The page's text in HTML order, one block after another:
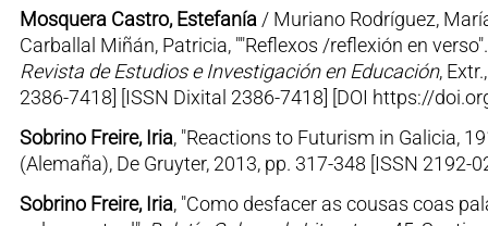
Mosquera Castro, Estefanía / Muriano Rodríguez,
Carballal Miñán, Patricia, ""Reflexos /reflexión en
Revista de Estudios e Investigación en Educación,
2386-7418] [ISSN Dixital 2386-7418] [DOI https://
Sobrino Freire, Iria, "Reactions to Futurism in Galicia,
(Alemaña), De Gruyter, 2013, pp. 317-348 [ISSN
Sobrino Freire, Iria, "Como desfacer as cousas coas